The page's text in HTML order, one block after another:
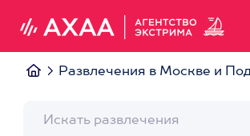
Развлечения в Москве и